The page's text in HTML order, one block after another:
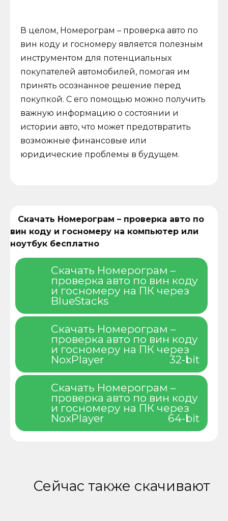
В целом, Номерограм – проверка авто по
вин коду и госномеру является полезным
инструментом для потенциальных
покупателей автомобилей, помогая им
принять осознанное решение перед
покупкой. С его помощью можно получить
важную информацию о состоянии и
истории авто, что может предотвратить
возможные финансовые или
юридические проблемы в будущем.
Скачать Номерограм – проверка авто по
вин коду и госномеру на компьютер или
ноутбук бесплатно
Скачать Номерограм –
проверка авто по вин коду
и госномеру на ПК через
BlueStacks
Скачать Номерограм –
проверка авто по вин коду
и госномеру на ПК через
NoxPlayer
32-bit
Скачать Номерограм –
проверка авто по вин коду
и госномеру на ПК через
NoxPlayer
64-bit
Сейчас также скачивают